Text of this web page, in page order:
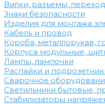
Вилки, разъемы,
Знаки безопасности
Изделия для монтажа
Кабель и провод
Короба, металлорукав,
Корпуса модульные,
Лампы, лампочки
Распайки и
Сварочное
Светильники бытовые,
Стабилизаторы